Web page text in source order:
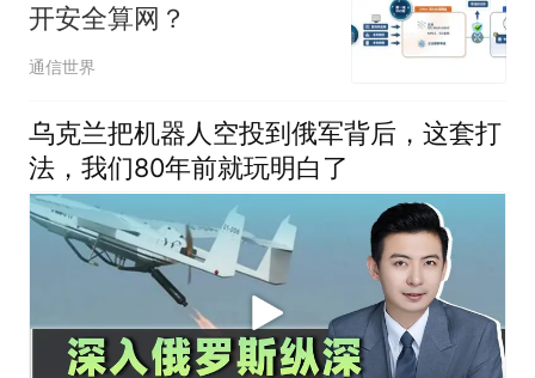
开安全算网？
通信世界
乌克兰把机器人空投到俄军背后，这套打
法，我们80年前就玩明白了